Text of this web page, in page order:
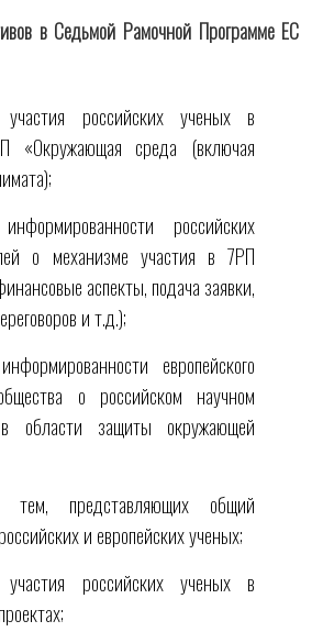
в Седьмой Рамочной Программе ЕС
участия российских ученых в
«Окружающая среда (включая
российских
о механизме участия в 7РП
аспекты, подача заявки,
и т.д.);
европейского
о российском научном
в области защиты окружающей
тем, представляющих общий
и европейских ученых;
участия российских ученых в